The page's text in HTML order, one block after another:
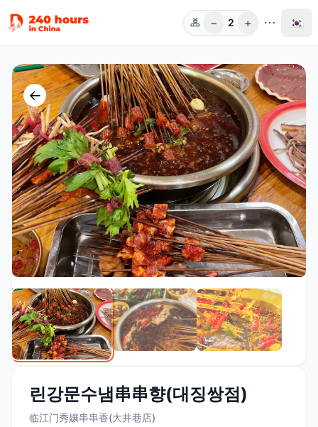
인원
− 2 + 🇰🇷
←
린강문수냄串串향(대징쌍점)
临江门秀孃串串香(大井巷店)